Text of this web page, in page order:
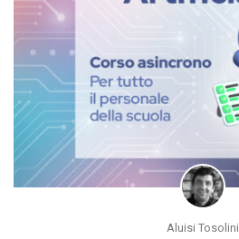
Aluisi Tosolini